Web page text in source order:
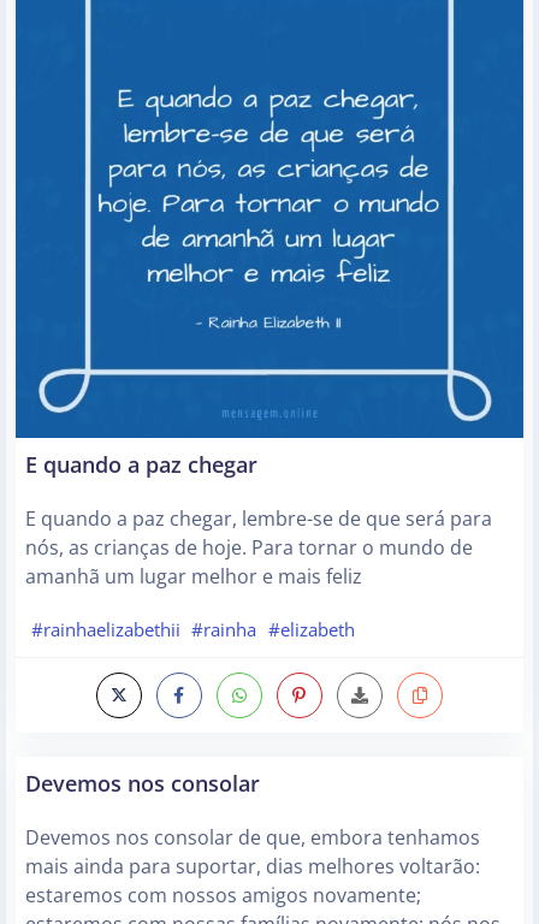
E quando a paz chegar
E quando a paz chegar, lembre-se de que será para
nós, as crianças de hoje. Para tornar o mundo de
amanhã um lugar melhor e mais feliz
#rainhaelizabethii #rainha #elizabeth
Devemos nos consolar
Devemos nos consolar de que, embora tenhamos
mais ainda para suportar, dias melhores voltarão:
estaremos com nossos amigos novamente;